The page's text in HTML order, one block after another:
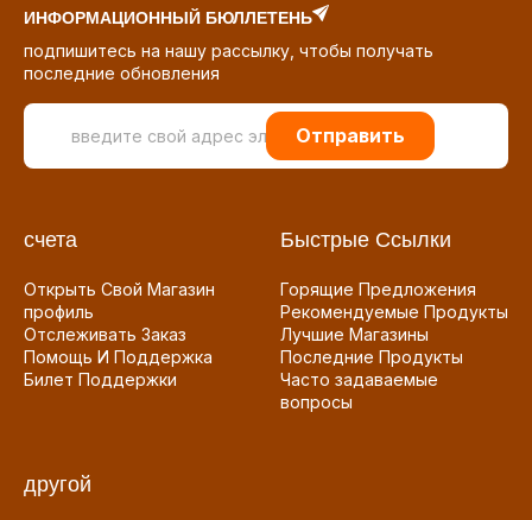
ИНФОРМАЦИОННЫЙ БЮЛЛЕТЕНЬ
подпишитесь на нашу рассылку, чтобы получать
последние обновления
Отправить
счета
Открыть Свой Магазин
профиль
Отслеживать Заказ
Помощь И Поддержка
Билет Поддержки
Быстрые Ссылки
Горящие Предложения
Рекомендуемые Продукты
Лучшие Магазины
Последние Продукты
Часто задаваемые
вопросы
другой